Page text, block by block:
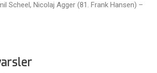
Scheel, Nicolaj Agger (81. Frank Hansen) –